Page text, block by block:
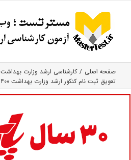
content
صفحه اصلی
کارشناسی ارشد وزارت بهداشت
تعویق ثبت نام کنکور ارشد وزارت بهداشت ۱۴۰۰